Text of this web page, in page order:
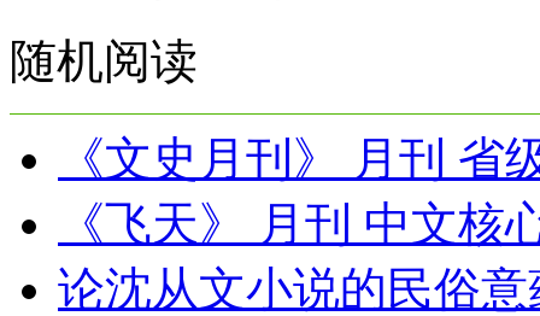
随机阅读
《文史月刊》 月刊 省
《飞天》 月刊 中文核
论沈从文小说的民俗意